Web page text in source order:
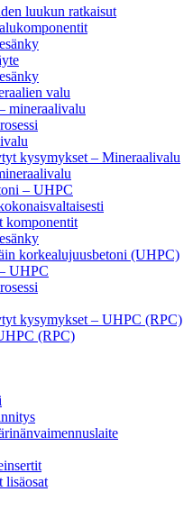
luukun ratkaisut
valu
mineraalivalu
kysymykset – Mineraalivalu
– UHPC
komponentit
korkealujuusbetoni (UHPC)
UHPC
kysymykset – UHPC (RPC)
(RPC)
lisäosat